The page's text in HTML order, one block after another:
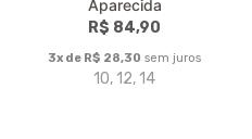
Camiseta Feminina Baby Long
Classic - Nossa Senhora